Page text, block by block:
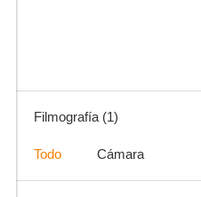
Filmografía (1)
Todo Cámara